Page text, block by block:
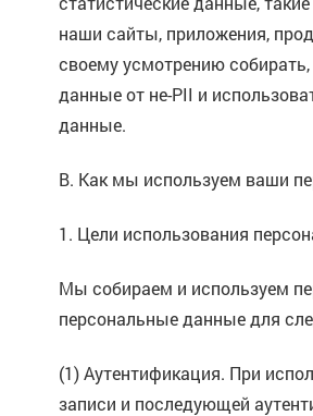
наши сайты, приложения,
своему усмотрению
данные от не-PII и
данные.
B. Как мы используем ваши
1. Цели использования
Мы собираем и используем
персональные данные для
(1) Аутентификация. При
записи и последующей